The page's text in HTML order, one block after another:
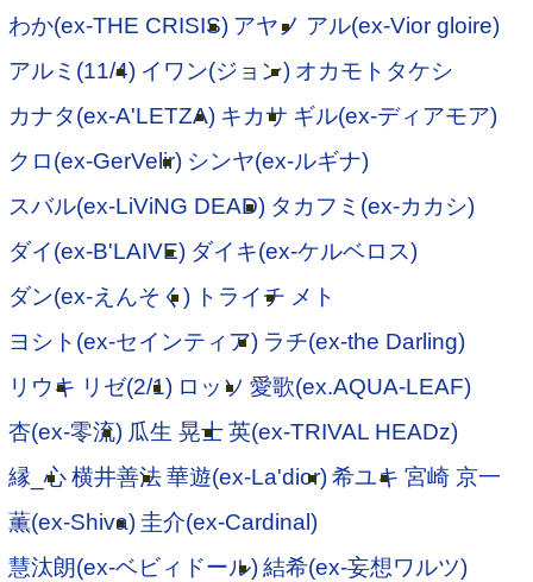
わか(ex-THE CRISIS) アヤノ アル(ex-Vior gloire)
アルミ(11/4) イワン(ジョン) オカモトタケシ
カナタ(ex-A'LETZA) キカサ ギル(ex-ディアモア)
クロ(ex-GerVelir) シンヤ(ex-ルギナ)
スバル(ex-LiViNG DEAD) タカフミ(ex-カカシ)
ダイ(ex-B'LAIVE) ダイキ(ex-ケルベロス)
ダン(ex-えんそく) トライチ メト
ヨシト(ex-セインティア) ラチ(ex-the Darling)
リウキ リゼ(2/1) ロッソ 愛歌(ex.AQUA-LEAF)
杏(ex-零流) 瓜生 晃士英(ex-TRIVAL HEADz)
縁_心横井善法華遊(ex-La'dior)希ユキ 宮崎 京一
薫(ex-Shiva)圭介(ex-Cardinal)
慧汰朗(ex-ベビィドール)結希(ex-妄想ワルツ)